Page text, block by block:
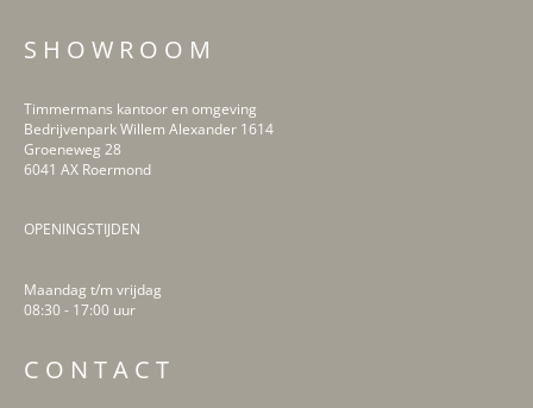
S H O W R O O M
Timmermans kantoor en omgeving
Bedrijvenpark Willem Alexander 1614
Groeneweg 28
6041 AX Roermond
OPENINGSTIJDEN
Maandag t/m vrijdag
08:30 - 17:00 uur
C O N T A C T
LinkedIn
Facebook
Instagram
Pinterest